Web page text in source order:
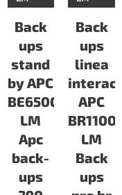
Back
ups
stand
by APC
BE650G1-
LM
Apc
back-
ups
Back
ups
linea
APC
LM
Back
ups